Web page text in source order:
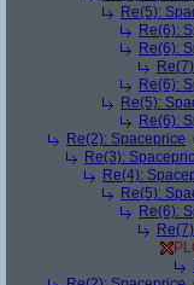
Re(5):
Re(6):
Re(6):
Re(6):
Re(5):
Re(6):
Re(2): Spaceprice
Re(3):
Re(4):
Re(5):
Re(6):